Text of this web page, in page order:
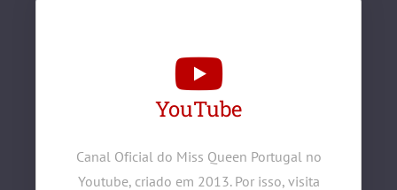
YouTube
Canal Oficial do Miss Queen Portugal no
Youtube, criado em 2013. Por isso, visita